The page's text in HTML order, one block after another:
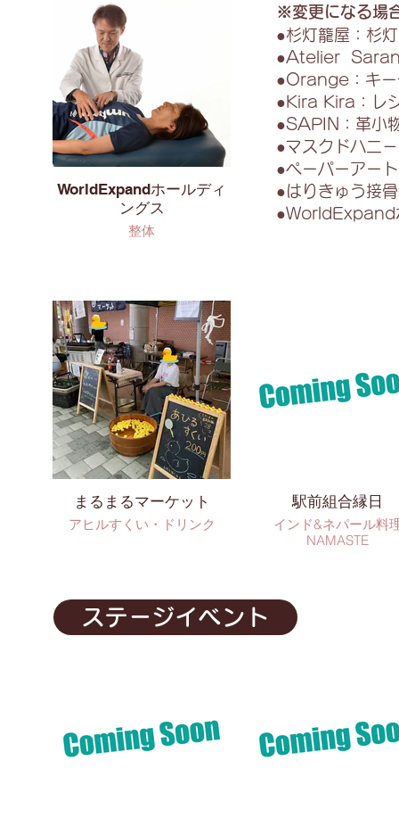
WorldExpandホールディ
ングス
整体
※変更になる場
●杉灯籠屋：杉
●Atelier Saran
●Orange：キー
●Kira Kira：レ
●SAPIN：革小
●マスクドハ二
●ペーパーアー
●はりきゅう接
●WorldExpand
まるまるマーケット
アヒルすくい・ドリンク
駅前組合縁日
インド&ネパール料
NAMASTE
ステージイベント